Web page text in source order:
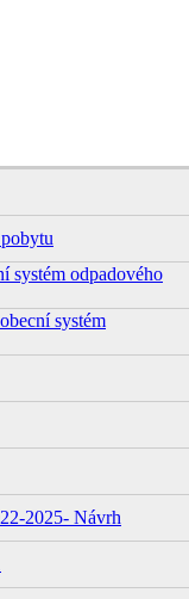
systém odpadového
systém
2025- Návrh